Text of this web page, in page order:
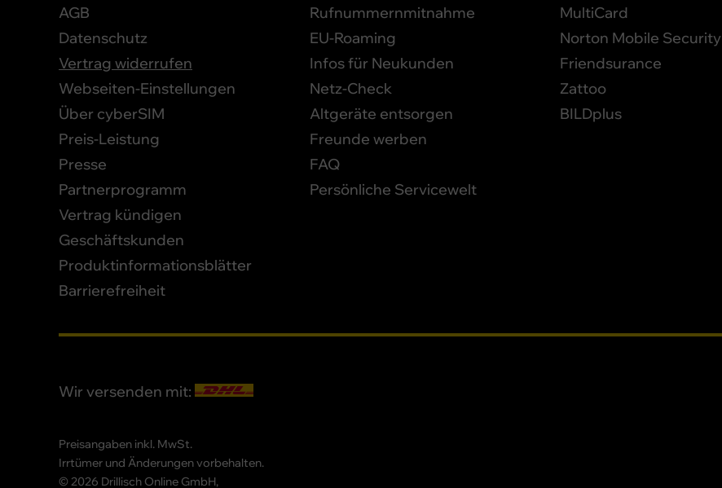
AGB
Datenschutz
Vertrag widerrufen
Webseiten-Einstellungen
Über cyberSIM
Preis-Leistung
Presse
Partnerprogramm
Vertrag kündigen
Geschäftskunden
Produktinformationsblätter
Barrierefreiheit
Rufnummernmitnahme
EU-Roaming
Infos für Neukunden
Netz-Check
Altgeräte entsorgen
Freunde werben
FAQ
Persönliche Servicewelt
MultiCard
Norton Mobile Security
Friendsurance
Zattoo
BILDplus
Wir versenden mit:
Preisangaben inkl. MwSt.
Irrtümer und Änderungen vorbehalten.
© 2026 Drillisch Online GmbH,